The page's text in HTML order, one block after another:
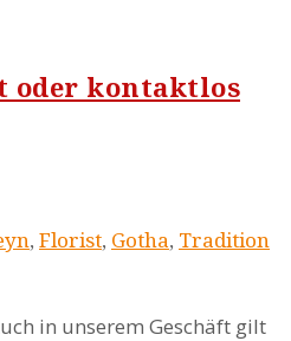
oder kontaktlos
, Florist, Gotha, Tradition
in unserem Geschäft gilt